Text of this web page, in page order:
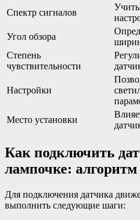
Спектр сигналов
Угол обзора
Степень
чувствительности
Настройки
Место установки
Как подключить
лампочке: алгоритм
Для подключения датчика
выполнить следующие шаги: